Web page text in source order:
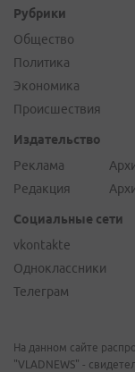
Рубрики
Общество
Политика
Экономика
Происшествия
Издательство
Реклама
Редакция
Социальные сети
vkontakte
Одноклассники
Телеграм
На данном сайте
"VLADNEWS" -